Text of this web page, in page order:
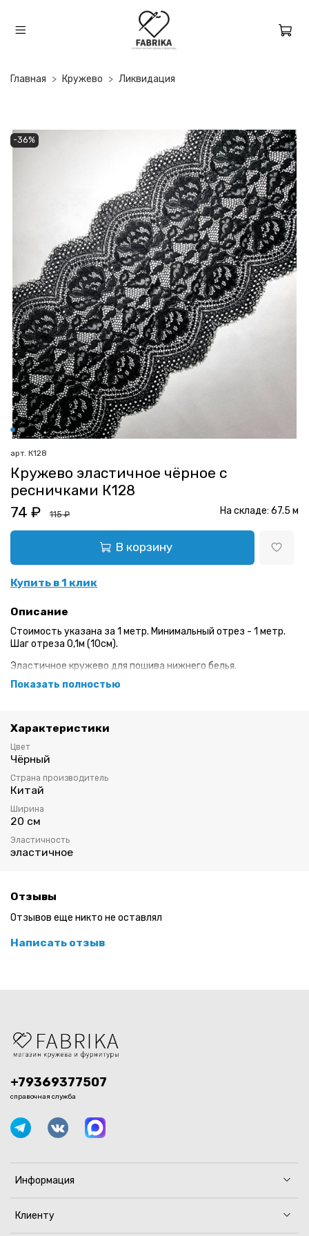
Главная Кружево Ликвидация
-36%
арт. К128
Кружево эластичное чёрное с
ресничками К128
74 ₽
115 ₽
В корзину
Купить в 1 клик
На складе: 67.5 м
Описание
Стоимость указана за 1 метр. Минимальный отрез - 1 метр.
Шаг отреза 0,1м (10см).
Эластичное кружево для пошива нижнего белья.
Ширина: 20 см
Кружево слегка жёсткое за счет плетения
Показать полностью
Характеристики
Цвет
Чёрный
Страна производитель
Китай
Ширина
20 см
Эластичность
эластичное
Отзывы
Отзывов еще никто не оставлял
Написать отзыв
Информация
Клиенту
+79369377507
справочная служба